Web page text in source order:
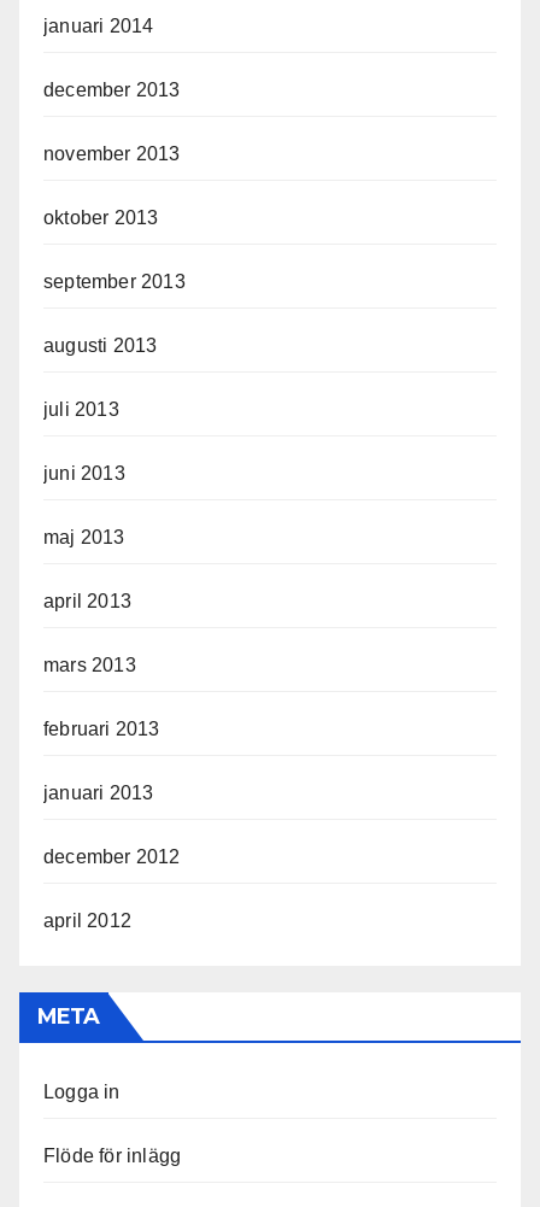
januari 2014
december 2013
november 2013
oktober 2013
september 2013
augusti 2013
juli 2013
juni 2013
maj 2013
april 2013
mars 2013
februari 2013
januari 2013
december 2012
april 2012
META
Logga in
Flöde för inlägg